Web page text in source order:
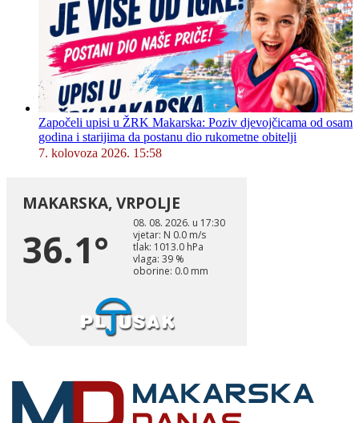
Započeli upisi u ŽRK Makarska: Poziv djevojčicama od osam
godina i starijima da postanu dio rukometne obitelji
7. kolovoza 2026. 15:58